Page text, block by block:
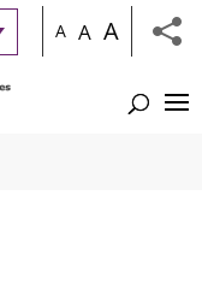
A A A